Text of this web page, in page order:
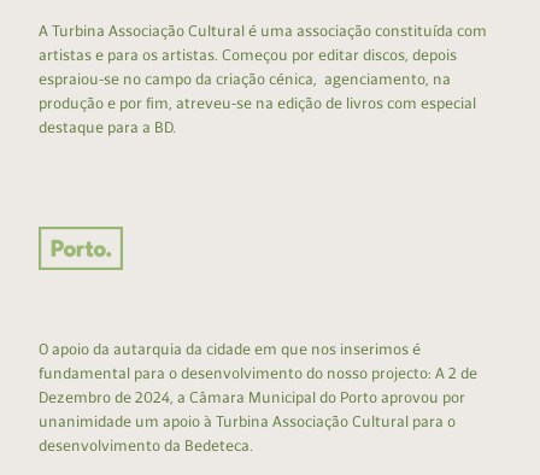
A Turbina Associação Cultural é uma associação constituída com
artistas e para os artistas. Começou por editar discos, depois
espraiou-se no campo da criação cénica, agenciamento, na
produção e por fim, atreveu-se na edição de livros com especial
destaque para a BD.
O apoio da autarquia da cidade em que nos inserimos é
fundamental para o desenvolvimento do nosso projecto: A 2 de
Dezembro de 2024, a Câmara Municipal do Porto aprovou por
unanimidade um apoio à Turbina Associação Cultural para o
desenvolvimento da Bedeteca.